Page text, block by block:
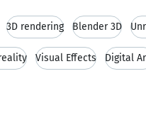
3D rendering Blender 3D
Visual Effects Digital